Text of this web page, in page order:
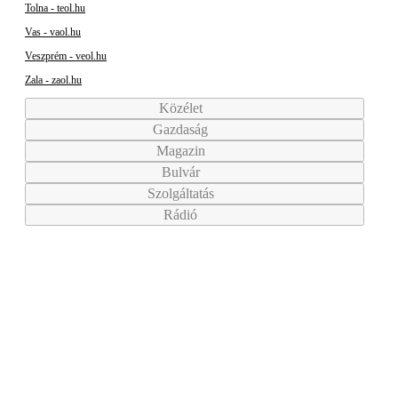
Tolna - teol.hu
Vas - vaol.hu
Veszprém - veol.hu
Zala - zaol.hu
Közélet
Gazdaság
Magazin
Bulvár
Szolgáltatás
Rádió